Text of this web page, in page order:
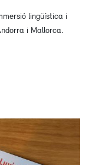
lingüística i
i Mallorca.